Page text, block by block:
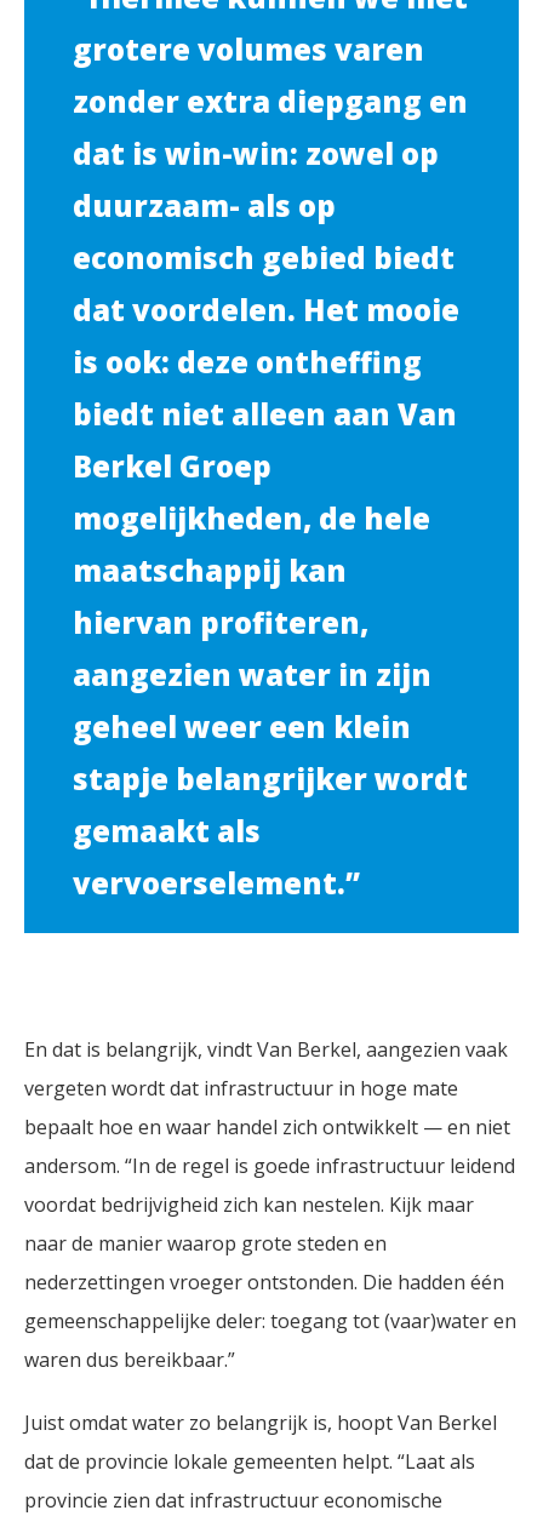
grotere volumes varen
zonder extra diepgang en
dat is win-win: zowel op
duurzaam- als op
economisch gebied biedt
dat voordelen. Het mooie
is ook: deze ontheffing
biedt niet alleen aan Van
Berkel Groep
mogelijkheden, de hele
maatschappij kan
hiervan profiteren,
aangezien water in zijn
geheel weer een klein
stapje belangrijker wordt
gemaakt als
vervoerselement.”
En dat is belangrijk, vindt Van Berkel, aangezien vaak
vergeten wordt dat infrastructuur in hoge mate
bepaalt hoe en waar handel zich ontwikkelt — en niet
andersom. “In de regel is goede infrastructuur leidend
voordat bedrijvigheid zich kan nestelen. Kijk maar
naar de manier waarop grote steden en
nederzettingen vroeger ontstonden. Die hadden één
gemeenschappelijke deler: toegang tot (vaar)water en
waren dus bereikbaar.”
Juist omdat water zo belangrijk is, hoopt Van Berkel
dat de provincie lokale gemeenten helpt. “Laat als
provincie zien dat infrastructuur economische